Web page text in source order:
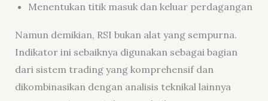
Menentukan titik masuk dan keluar perdagangan
Namun demikian, RSI bukan alat yang sempurna.
Indikator ini sebaiknya digunakan sebagai bagian
dari sistem trading yang komprehensif dan
dikombinasikan dengan analisis teknikal lainnya